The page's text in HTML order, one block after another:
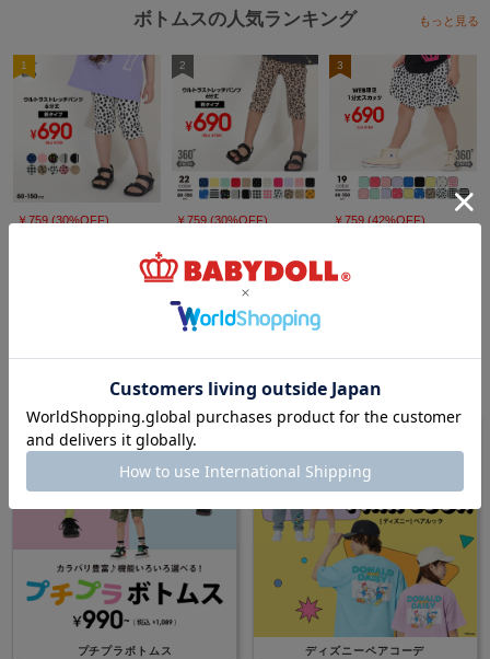
体の画像が実物に近い色となっております。
※写真のプリント位置と多少の誤差が生じる場合があります。
※実店舗と実施しているイベント内容が異なる為、販売価格が異なる場合がご
ざいます。
ボトムスの人気ランキング もっと見る
1
￥759 (30%OFF)
2
￥759 (30%OFF)
3
￥759 (42%OFF)
プチプラボトムス ディズニーペアコーデ